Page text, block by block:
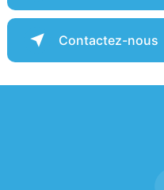
Contactez-nous